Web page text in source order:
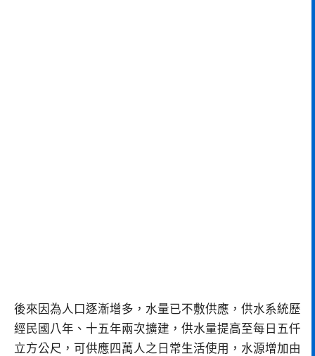
後來因為人口逐漸增多，水量已不敷供應，供水系統歷
經民國八年、十五年兩次擴建，供水量提高至每日五仟
立方公尺，可供應四萬人之日常生活使用，水源增加由